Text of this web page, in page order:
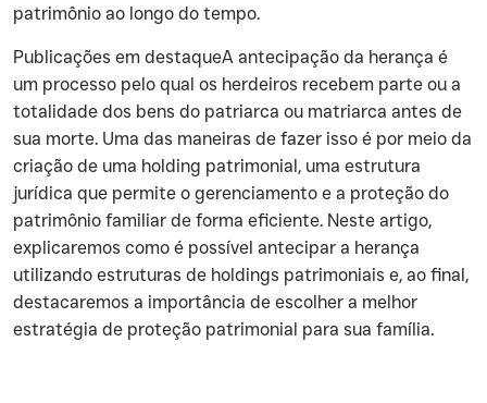
patrimônio ao longo do tempo.
‍Publicações em destaqueA antecipação da herança é
um processo pelo qual os herdeiros recebem parte ou a
totalidade dos bens do patriarca ou matriarca antes de
sua morte. Uma das maneiras de fazer isso é por meio da
criação de uma holding patrimonial, uma estrutura
jurídica que permite o gerenciamento e a proteção do
patrimônio familiar de forma eficiente. Neste artigo,
explicaremos como é possível antecipar a herança
utilizando estruturas de holdings patrimoniais e, ao final,
destacaremos a importância de escolher a melhor
estratégia de proteção patrimonial para sua família.